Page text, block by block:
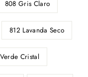
808 Gris Claro
812 Lavanda Seco
Cristal